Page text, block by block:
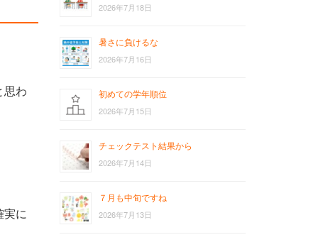
思わ
実に
2026年7月18日
暑さに負けるな
2026年7月16日
初めての学年順位
2026年7月15日
チェックテスト結果から
2026年7月14日
７月も中旬ですね
2026年7月13日